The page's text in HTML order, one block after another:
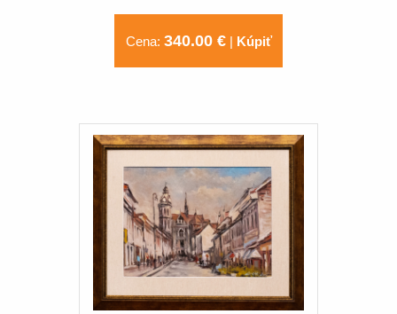
Cena: 340.00 €| Kúpiť